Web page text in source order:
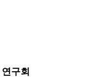
연구회